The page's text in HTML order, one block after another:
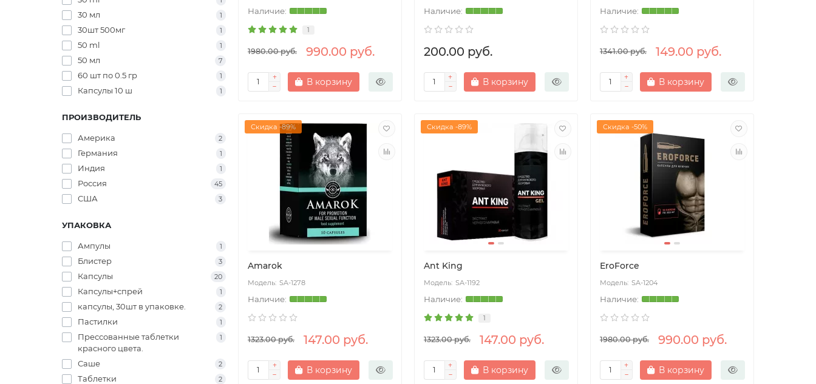
30 мл 1
30шт 500мг 1
50 ml 1
50 мл 7
60 шт по 0.5 гр 1
Капсулы 10 ш 1
ПРОИЗВОДИТЕЛЬ
Америка 2
Германия 1
Индия 1
Россия 45
США 3
УПАКОВКА
Ампулы 1
Блистер 3
Капсулы 20
Капсулы+спрей 1
капсулы, 30шт в упаковке. 2
Пастилки 1
Прессованные таблетки
красного цвета.
1
Саше 2
Таблетки 2
1
1980.00 руб. 990.00 руб.
В корзину
200.00 руб.
В корзину
1341.00 руб. 149.00 руб.
В корзину
Скидка -89%
Amarok
SA-1278
1323.00 руб. 147.00 руб.
В корзину
Скидка -89%
Ant King
SA-1192
1
1323.00 руб. 147.00 руб.
В корзину
Скидка -50%
EroForce
SA-1204
1980.00 руб. 990.00 руб.
В корзину